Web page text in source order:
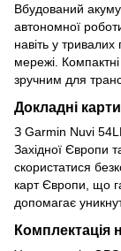
Вбудований
автономної
навіть у тривалих
мережі.
зручним для
Докладні
З Garmin Nuvi
Західної Європи
скористатися
карт Європи, що
допомагає
Комплектація